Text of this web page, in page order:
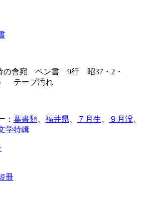
の會宛 ペン書 9行 昭37・2・
テープ汚れ
： 葉書類 福井県 ７月生 ９月没
学特輯
冊